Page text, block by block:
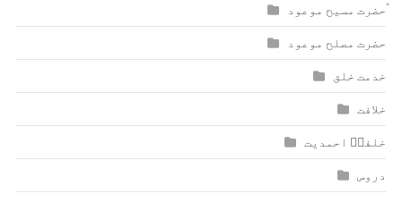
ٰؑحضرت مسیح موعود
حضرت مصلح موعود
خدمت خلق
خلافت
خلفاؑ احمدیت
دروس